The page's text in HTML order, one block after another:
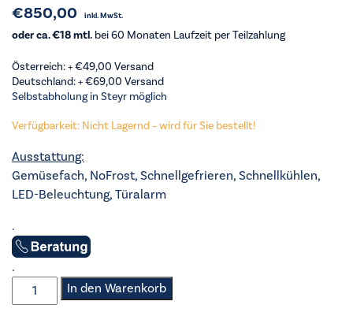
€850,00 inkl. MwSt.
oder ca. €18 mtl. bei 60 Monaten Laufzeit per Teilzahlung
Österreich: +€49,00 Versand
Deutschland: +€69,00 Versand
Selbstabholung in Steyr möglich
Verfügbarkeit: Nicht Lagernd – wird für Sie bestellt!
Ausstattung:
Gemüsefach, NoFrost, Schnellgefrieren, Schnellkühlen,
LED-Beleuchtung, Türalarm
.
.
Elektra
Bregenz
In den Warenkorb